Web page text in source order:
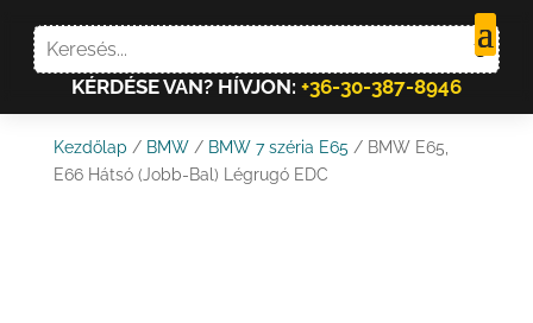
KÉRDÉSE VAN? HÍVJON: +36-30-387-8946
Kezdőlap / BMW/ BMW 7 széria E65 / BMW E65,
E66 Hátsó (Jobb-Bal) Légrugó EDC